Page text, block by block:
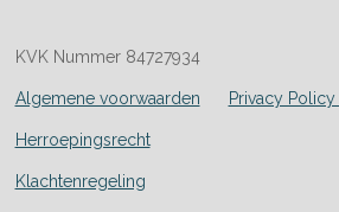
KVK Nummer 84727934
Algemene voorwaarden Privacy Policy
Herroepingsrecht
Klachtenregeling